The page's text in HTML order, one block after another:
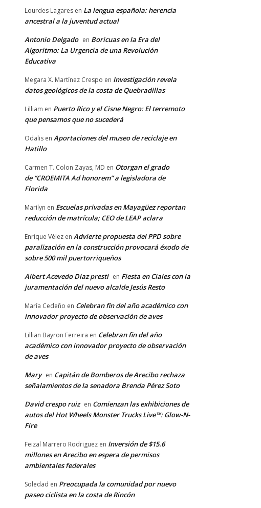
Lourdes Lagares en La lengua española: herencia
ancestral a la juventud actual
Antonio Delgado en Boricuas en la Era del
Algoritmo: La Urgencia de una Revolución
Educativa
Megara X. Martínez Crespo en Investigación revela
datos geológicos de la costa de Quebradillas
Lilliam en Puerto Rico y el Cisne Negro: El terremoto
que pensamos que no sucederá
Odalis en Aportaciones del museo de reciclaje en
Hatillo
Carmen T. Colon Zayas, MD en Otorgan el grado
de “CROEMITA Ad honorem” a legisladora de
Florida
Marilyn en Escuelas privadas en Mayagüez reportan
reducción de matrícula; CEO de LEAP aclara
Enrique Vélez en Advierte propuesta del PPD sobre
paralización en la construcción provocará éxodo de
sobre 500 mil puertorriqueños
Albert Acevedo Díaz presti en Fiesta en Ciales con la
juramentación del nuevo alcalde Jesús Resto
María Cedeño en Celebran fin del año académico con
innovador proyecto de observación de aves
Lillian Bayron Ferreira en Celebran fin del año
académico con innovador proyecto de observación
de aves
Mary en Capitán de Bomberos de Arecibo rechaza
señalamientos de la senadora Brenda Pérez Soto
David crespo ruiz en Comienzan las exhibiciones de
autos del Hot Wheels Monster Trucks Live™: Glow-N-
Fire
Feizal Marrero Rodriguez en Inversión de $15.6
millones en Arecibo en espera de permisos
ambientales federales
Soledad en Preocupada la comunidad por nuevo
paseo ciclista en la costa de Rincón